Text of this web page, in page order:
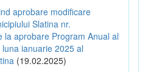
aprobare modificare
Slatina nr.
aprobare Program Anual al
ianuarie 2025 al
(19.02.2025)